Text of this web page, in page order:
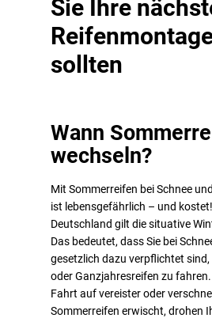
Sie Ihre
sollten
Wann
wechseln?
Mit Sommerreifen bei Schnee
ist lebensgefährlich – und
Deutschland gilt die situative
Das bedeutet, dass Sie bei
gesetzlich dazu verpflichtet
oder Ganzjahresreifen zu fahren.
Fahrt auf vereister oder
Sommerreifen erwischt, drohen